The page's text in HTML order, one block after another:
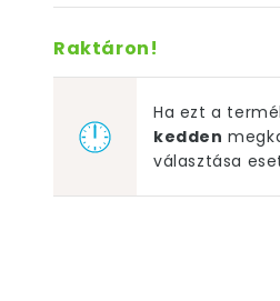
Raktáron!
Ha ezt a
kedden
választása